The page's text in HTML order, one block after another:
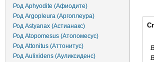
Род Aphyodite (Афиодите)
Род Argopleura (Аргоплеура)
Род Astyanax (Астианакс)
Род Atopomesus (Атопомесус)
Род Attonitus (Аттонитус)
Род Aulixidens (Ауликсиденс)